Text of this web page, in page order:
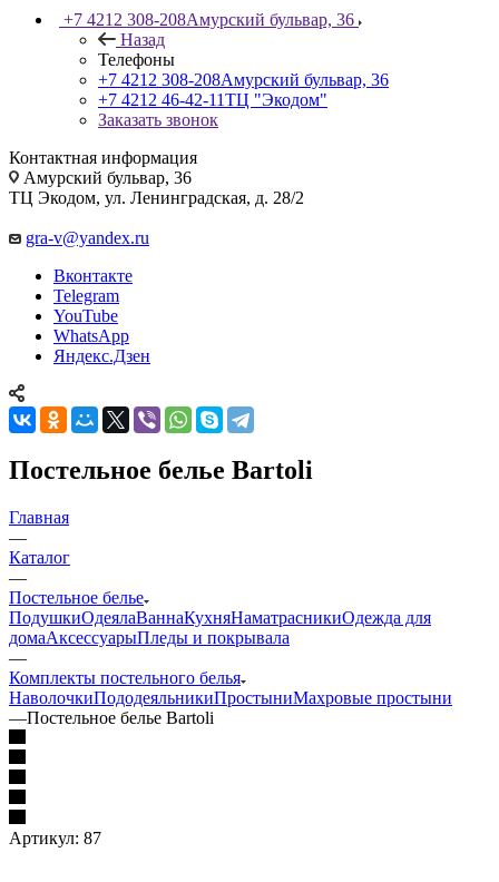
+7 4212 308-208Амурский бульвар, 36
Назад
Телефоны
+7 4212 308-208Амурский бульвар, 36
+7 4212 46-42-11ТЦ "Экодом"
Заказать звонок
Контактная информация
Амурский бульвар, 36
ТЦ Экодом, ул. Ленинградская, д. 28/2
gra-v@yandex.ru
Вконтакте
Telegram
YouTube
WhatsApp
Яндекс.Дзен
Постельное белье Bartoli
Главная
—
Каталог
—
Постельное белье
ПодушкиОдеялаВаннаКухняНаматрасникиОдежда для
домаАксессуарыПледы и покрывала
—
Комплекты постельного белья
НаволочкиПододеяльникиПростыниМахровые простыни
—Постельное белье Bartoli
Артикул: 87